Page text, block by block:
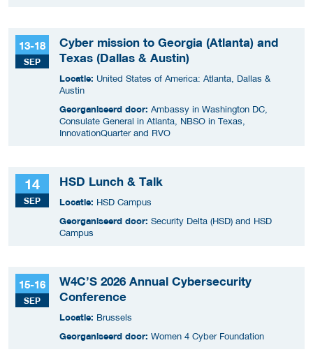
13-18
SEP
Cyber mission to Georgia (Atlanta) and
Texas (Dallas & Austin)
Locatie: United States of America: Atlanta, Dallas &
Austin
Georganiseerd door: Ambassy in Washington DC,
Consulate General in Atlanta, NBSO in Texas,
InnovationQuarter and RVO
14
SEP
HSD Lunch & Talk
Locatie: HSD Campus
Georganiseerd door: Security Delta (HSD) and HSD
Campus
15-16
SEP
W4C’S 2026 Annual Cybersecurity
Conference
Locatie: Brussels
Georganiseerd door: Women 4 Cyber Foundation